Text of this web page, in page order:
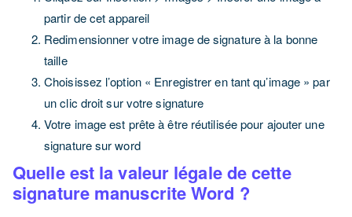
partir de cet appareil
Redimensionner votre image de signature à la bonne
taille
Choisissez l’option « Enregistrer en tant qu’image » par
un clic droit sur votre signature
Votre image est prête à être réutilisée pour ajouter une
signature sur word
Quelle est la valeur légale de cette
signature manuscrite Word ?